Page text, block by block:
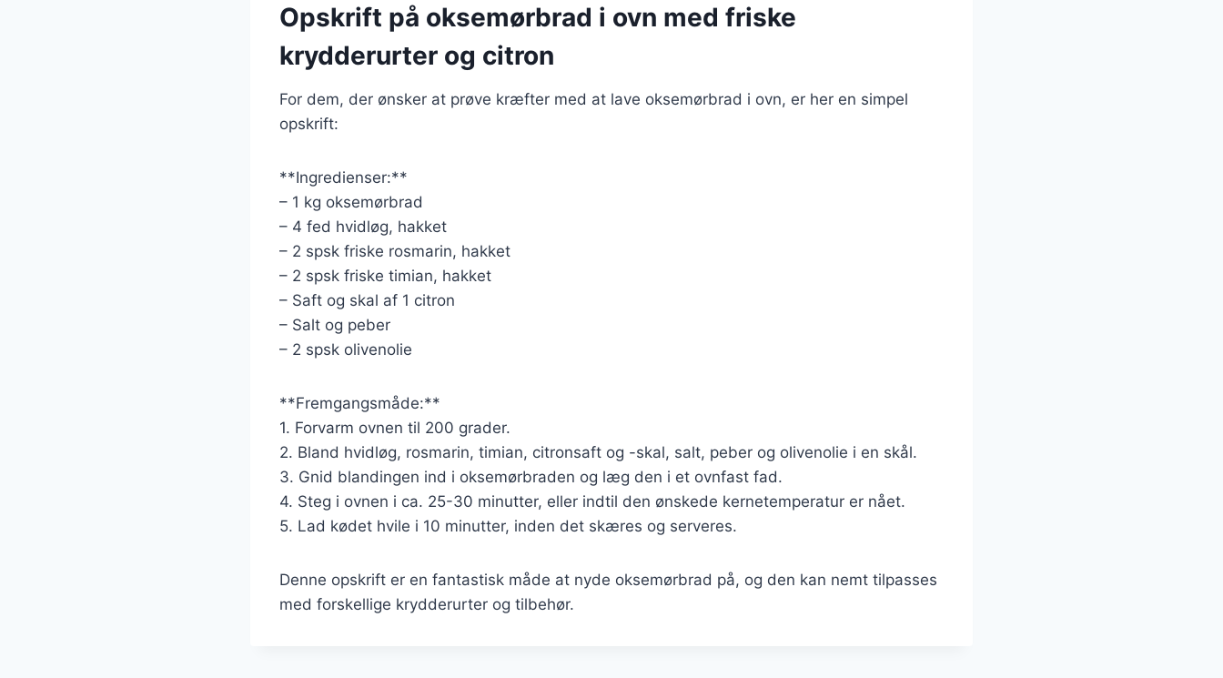
Opskrift på oksemørbrad i ovn med friske
krydderurter og citron
For dem, der ønsker at prøve kræfter med at lave oksemørbrad i ovn, er her en simpel
opskrift:
**Ingredienser:**
– 1 kg oksemørbrad
– 4 fed hvidløg, hakket
– 2 spsk friske rosmarin, hakket
– 2 spsk friske timian, hakket
– Saft og skal af 1 citron
– Salt og peber
– 2 spsk olivenolie
**Fremgangsmåde:**
1. Forvarm ovnen til 200 grader.
2. Bland hvidløg, rosmarin, timian, citronsaft og -skal, salt, peber og olivenolie i en skål.
3. Gnid blandingen ind i oksemørbraden og læg den i et ovnfast fad.
4. Steg i ovnen i ca. 25-30 minutter, eller indtil den ønskede kernetemperatur er nået.
5. Lad kødet hvile i 10 minutter, inden det skæres og serveres.
Denne opskrift er en fantastisk måde at nyde oksemørbrad på, og den kan nemt tilpasses
med forskellige krydderurter og tilbehør.